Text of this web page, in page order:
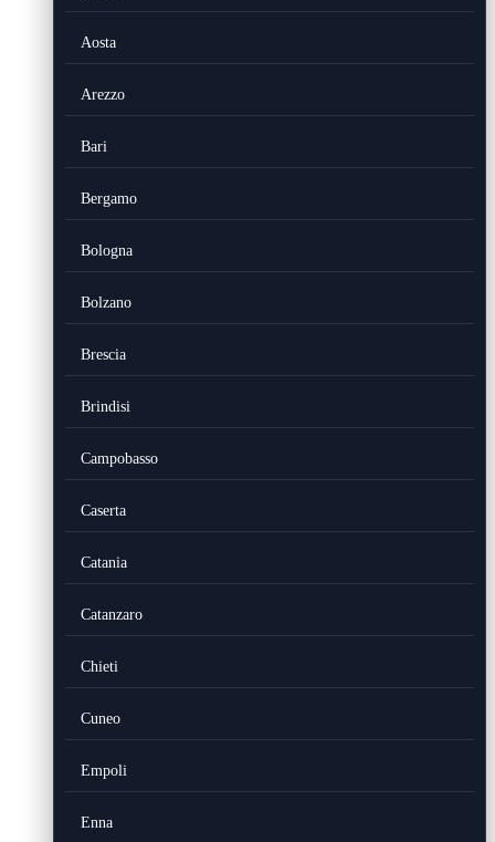
Aosta
Arezzo
Bari
Bergamo
Bologna
Bolzano
Brescia
Brindisi
Campobasso
Caserta
Catania
Catanzaro
Chieti
Cuneo
Empoli
Enna